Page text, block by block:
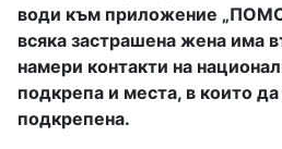
води към приложение
всяка застрашена жена има
намери контакти на
подкрепа и места, в които да
подкрепена.